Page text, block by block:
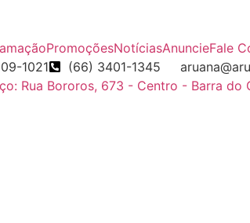
PromoçõesNotíciasAnuncieFale
1021
(66) 3401-1345
Rua Bororos, 673 - Centro - Barra do